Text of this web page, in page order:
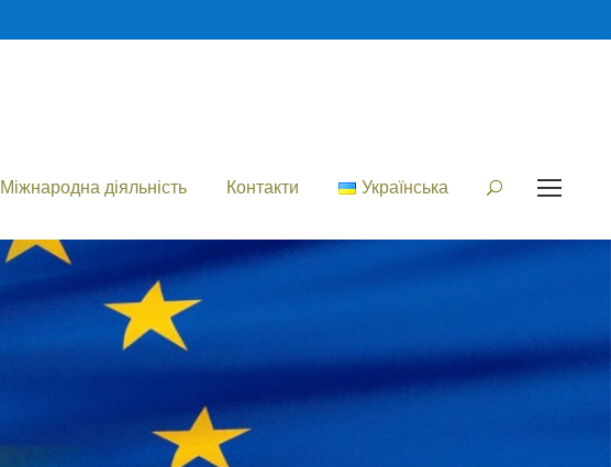
Міжнародна діяльність Контакти Українська